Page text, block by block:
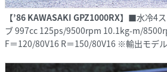
【’86 KAWASAKI GPZ1000RX】 ■水冷4ス
ブ 997cc 125ps/9500rpm 10.1kg-m/
F＝120/80V16 R＝150/80V16 ※輸出モデル